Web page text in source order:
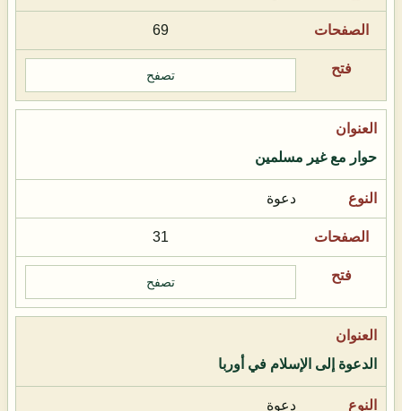
69
تصفح
حوار مع غير مسلمين
دعوة
31
تصفح
الدعوة إلى الإسلام في أوربا
دعوة